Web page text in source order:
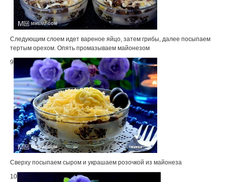
Следующим слоем идет вареное яйцо, затем грибы, далее посыпаем
тертым орехом. Опять промазываем майонезом
9
Сверху посыпаем сыром и украшаем розочкой из майонеза
10